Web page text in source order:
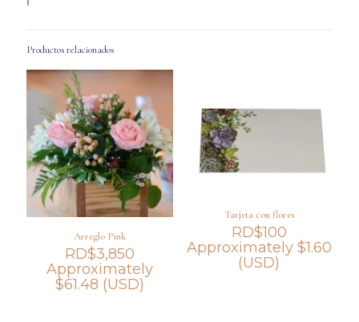
Productos relacionados
Arreglo Pink
RD$3,850
Approximately
$61.48 (USD)
Tarjeta con flores
RD$100
Approximately $1.60
(USD)